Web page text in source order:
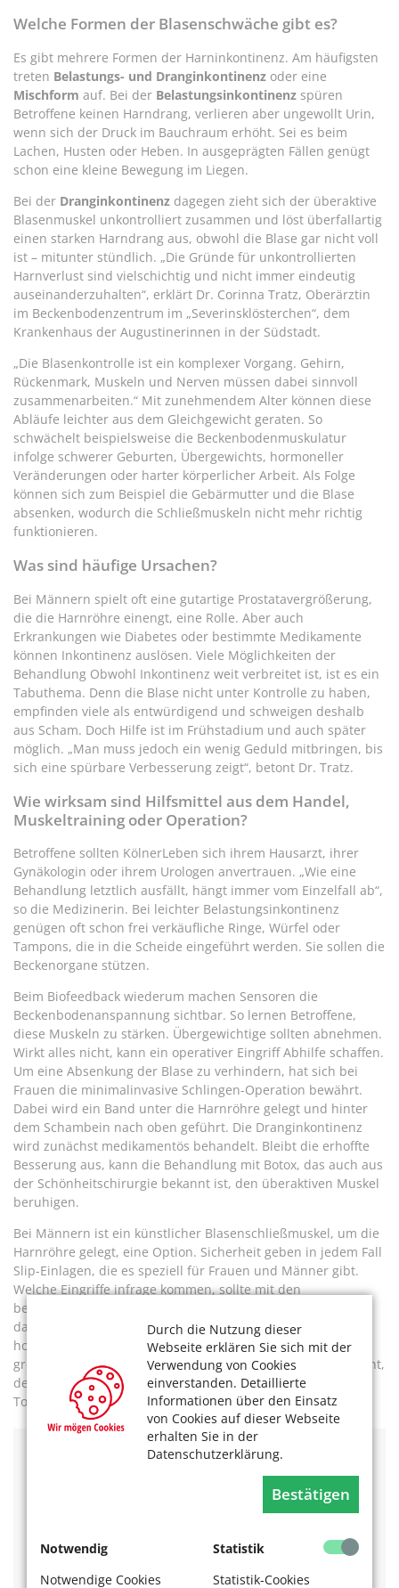
Durch die Nutzung dieser
Webseite erklären Sie sich mit der
Verwendung von Cookies
einverstanden. Detaillierte
Informationen über den Einsatz
von Cookies auf dieser Webseite
erhalten Sie in der
Datenschutzerklärung.
Bestätigen
Notwendig
Notwendige Cookies
Statistik
Statistik-Cookies
Welche Formen der Blasenschwäche gibt es?
Es gibt mehrere Formen der Harninkontinenz. Am häufigsten
treten Belastungs- und Dranginkontinenz oder eine
Mischform auf. Bei der Belastungsinkontinenz spüren
Betroffene keinen Harndrang, verlieren aber ungewollt Urin,
wenn sich der Druck im Bauchraum erhöht. Sei es beim
Lachen, Husten oder Heben. In ausgeprägten Fällen genügt
schon eine kleine Bewegung im Liegen.
Bei der Dranginkontinenz dagegen zieht sich der überaktive
Blasenmuskel unkontrolliert zusammen und löst überfallartig
einen starken Harndrang aus, obwohl die Blase gar nicht voll
ist – mitunter stündlich. „Die Gründe für unkontrollierten
Harnverlust sind vielschichtig und nicht immer eindeutig
auseinanderzuhalten“, erklärt Dr. Corinna Tratz, Oberärztin
im Beckenbodenzentrum im „Severinsklösterchen“, dem
Krankenhaus der Augustinerinnen in der Südstadt.
„Die Blasenkontrolle ist ein komplexer Vorgang. Gehirn,
Rückenmark, Muskeln und Nerven müssen dabei sinnvoll
zusammenarbeiten.“ Mit zunehmendem Alter können diese
Abläufe leichter aus dem Gleichgewicht geraten. So
schwächelt beispielsweise die Beckenbodenmuskulatur
infolge schwerer Geburten, Übergewichts, hormoneller
Veränderungen oder harter körperlicher Arbeit. Als Folge
können sich zum Beispiel die Gebärmutter und die Blase
absenken, wodurch die Schließmuskeln nicht mehr richtig
funktionieren.
Was sind häufige Ursachen?
Bei Männern spielt oft eine gutartige Prostatavergrößerung,
die die Harnröhre einengt, eine Rolle. Aber auch
Erkrankungen wie Diabetes oder bestimmte Medikamente
können Inkontinenz auslösen. Viele Möglichkeiten der
Behandlung Obwohl Inkontinenz weit verbreitet ist, ist es ein
Tabuthema. Denn die Blase nicht unter Kontrolle zu haben,
empfinden viele als entwürdigend und schweigen deshalb
aus Scham. Doch Hilfe ist im Frühstadium und auch später
möglich. „Man muss jedoch ein wenig Geduld mitbringen, bis
sich eine spürbare Verbesserung zeigt“, betont Dr. Tratz.
Wie wirksam sind Hilfsmittel aus dem Handel,
Muskeltraining oder Operation?
Betroffene sollten KölnerLeben sich ihrem Hausarzt, ihrer
Gynäkologin oder ihrem Urologen anvertrauen. „Wie eine
Behandlung letztlich ausfällt, hängt immer vom Einzelfall ab“,
so die Medizinerin. Bei leichter Belastungsinkontinenz
genügen oft schon frei verkäufliche Ringe, Würfel oder
Tampons, die in die Scheide eingeführt werden. Sie sollen die
Beckenorgane stützen.
Beim Biofeedback wiederum machen Sensoren die
Beckenbodenanspannung sichtbar. So lernen Betroffene,
diese Muskeln zu stärken. Übergewichtige sollten abnehmen.
Wirkt alles nicht, kann ein operativer Eingriff Abhilfe schaffen.
Um eine Absenkung der Blase zu verhindern, hat sich bei
Frauen die minimalinvasive Schlingen-Operation bewährt.
Dabei wird ein Band unter die Harnröhre gelegt und hinter
dem Schambein nach oben geführt. Die Dranginkontinenz
wird zunächst medikamentös behandelt. Bleibt die erhoffte
Besserung aus, kann die Behandlung mit Botox, das auch aus
der Schönheitschirurgie bekannt ist, den überaktiven Muskel
beruhigen.
Bei Männern ist ein künstlicher Blasenschließmuskel, um die
Harnröhre gelegt, eine Option. Sicherheit geben in jedem Fall
Slip-Einlagen, die es speziell für Frauen und Männer gibt.
Welche Eingriffe infrage kommen, sollte mit den
behandelnden Ärzten besprochen werden. Simone K. hat
dafür einen Termin im Beckenbodenzentrum gemacht und
hofft, dass es besser wird. Eine Ballonfahrt ist einer ihrer
größten Wünsche: „Das traue ich mich im Moment aber nicht,
denn was sollte ich tun, wenn ich da oben plötzlich auf die
Toilette muss?“
Fachkliniken, die auf die Behandlung von Inkontinenz
Krankenhaus der Augustinerinnen –
Beckenbodenzentrum